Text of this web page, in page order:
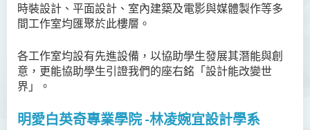
時裝設計、平面設計、室內建築及電影與媒體製作等多
間工作室均匯聚於此樓層。
各工作室均設有先進設備，以協助學生發展其潛能與創
意，更能協助學生引證我們的座右銘「設計能改變世
界」。
明愛白英奇專業學院-林凌婉宜設計學系